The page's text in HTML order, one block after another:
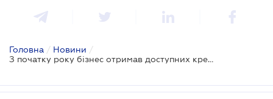
Головна / Новини /
З початку року бізнес отримав доступних кредитів на понад 20 млрд грн